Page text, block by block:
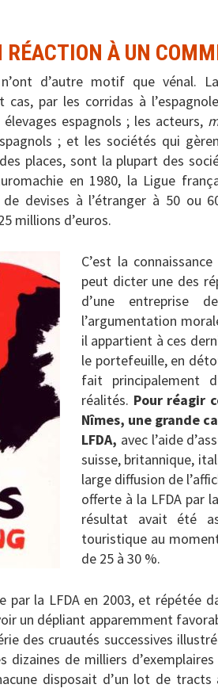
RÉACTION À UN
d’autre motif que vénal.
par les corridas à
espagnols ; les acteurs,
; et les sociétés qui
places, sont la plupart des
en 1980, la Ligue
devises à l’étranger à 50 ou
millions d’euros.
C’est la
peut dicter une des
d’une entreprise
l’argumentation
il appartient à ces
le portefeuille, en
fait principalement
réalités. Pour réagir
Nîmes, une grande
LFDA, avec l’aide
suisse, britannique,
large diffusion de
offerte à la LFDA par
résultat avait été
touristique au
de 25 à 30 %.
la LFDA en 2003, et répétée
un dépliant apparemment
des cruautés successives
de milliers
disposait d’un lot de